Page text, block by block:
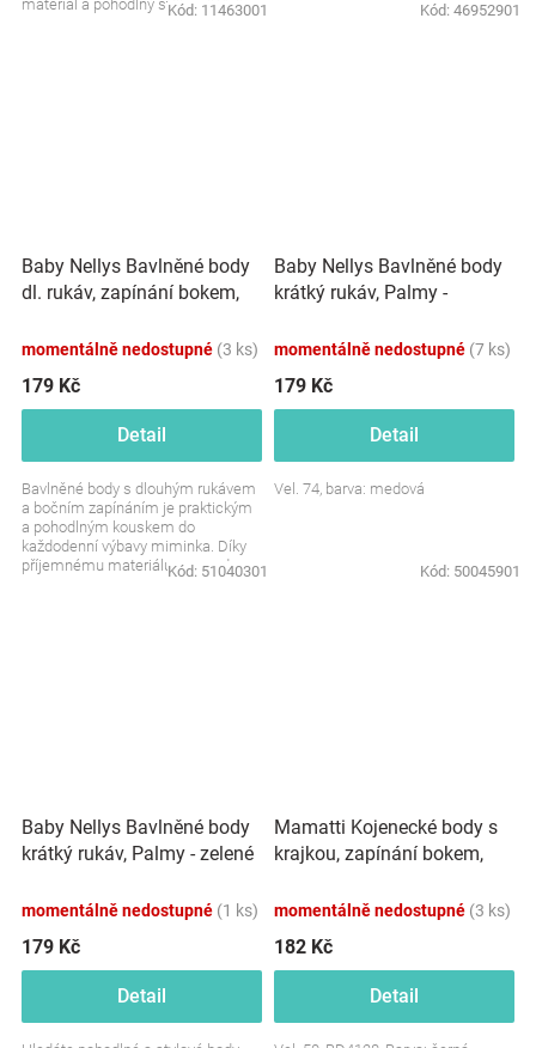
materiál a pohodlný střih zajišťují
Kód: 11463001 Kód: 46952901
Baby Nellys Bavlněné body
dl. rukáv, zapínání bokem,
momentálně nedostupné (3 ks)
179 Kč
Detail
Bavlněné body s dlouhým rukávem
a bočním zapínáním je praktickým
a pohodlným kouskem do
každodenní výbavy miminka. Díky
příjemnému materiálu se snadno
Kód: 51040301
Baby Nellys Bavlněné body
krátký rukáv, Palmy -
momentálně nedostupné (7 ks)
179 Kč
Detail
Vel. 74, barva: medová
Kód: 50045901
Baby Nellys Bavlněné body
krátký rukáv, Palmy - zelené
momentálně nedostupné (1 ks)
179 Kč
Detail
Mamatti Kojenecké body s
krajkou, zapínání bokem,
momentálně nedostupné (3 ks)
182 Kč
Detail